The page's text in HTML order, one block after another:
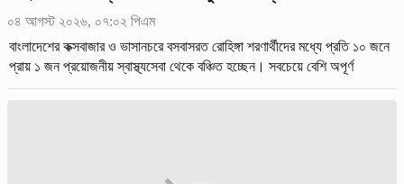
০৪ আগস্ট ২০২৬, ০৭:০২ পিএম
বাংলাদেশের কক্সবাজার ও ভাসানচরে বসবাসরত রোহিঙ্গা শরণার্থীদের মধ্যে প্রতি ১০ জনে
প্রায় ১ জন প্রয়োজনীয় স্বাস্থ্যসেবা থেকে বঞ্চিত হচ্ছেন। সবচেয়ে বেশি অপূর্ণ
স্বাস্থ্যসেবার চাহিদা দেখা গেছে জ্বর, ডায়রিয়া